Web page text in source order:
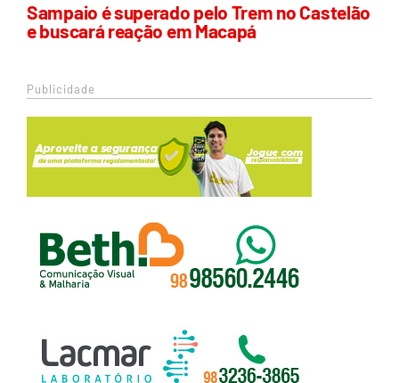
Sampaio é superado pelo Trem no Castelão
e buscará reação em Macapá
Publicidade